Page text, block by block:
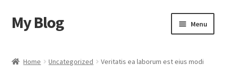
Skip
to
Skip
to
My Blog Menu
Home Uncategorized Veritatis ea laborum est eius modi